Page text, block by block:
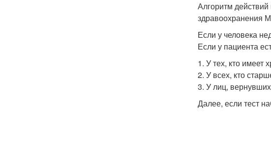
Алгоритм
здравоохранения
Если у человека
Если у пациента
1. У тех, кто имеет
2. У всех, кто
3. У лиц,
Далее, если тест